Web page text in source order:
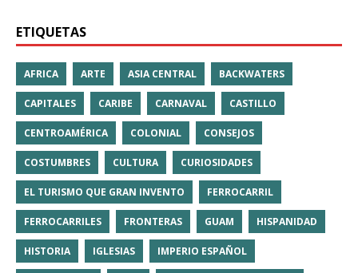
ETIQUETAS
AFRICA ARTE ASIA CENTRAL BACKWATERS
CAPITALES CARIBE CARNAVAL CASTILLO
CENTROAMÉRICA COLONIAL CONSEJOS
COSTUMBRES CULTURA CURIOSIDADES
EL TURISMO QUE GRAN INVENTO FERROCARRIL
FERROCARRILES FRONTERAS GUAM HISPANIDAD
HISTORIA IGLESIAS IMPERIO ESPAÑOL